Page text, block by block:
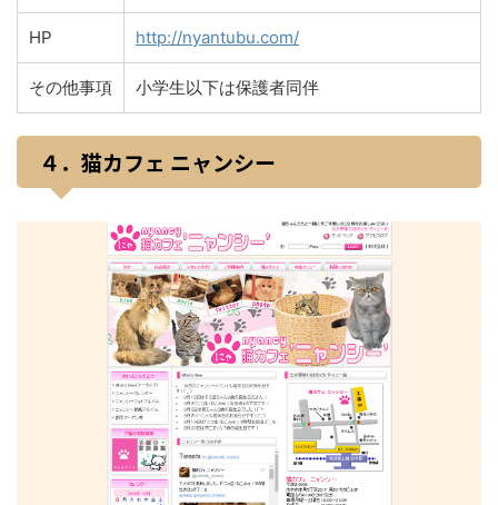
HP http://nyantubu.com/
その他事項 小学生以下は保護者同伴
４．猫カフェ ニャンシー